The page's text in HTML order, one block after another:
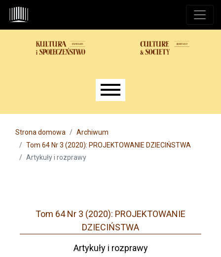
Przejdź do głównego menu
Przejdź do sekcji głównej
Przejdź do stopki
Main menu
Strona domowa
Archiwum
Tom 64 Nr 3 (2020): PROJEKTOWANIE DZIECIŃSTWA
Artykuły i rozprawy
Tom 64 Nr 3 (2020): PROJEKTOWANIE
DZIECIŃSTWA
Artykuły i rozprawy